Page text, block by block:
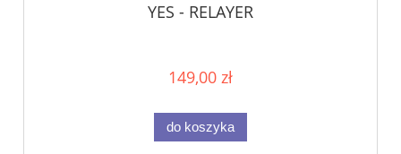
YES - RELAYER
149,00 zł
do koszyka